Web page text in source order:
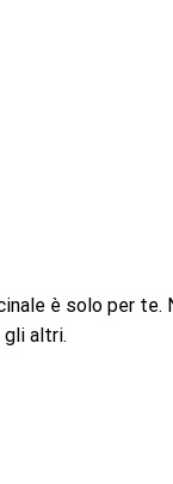
è solo per te.
altri.